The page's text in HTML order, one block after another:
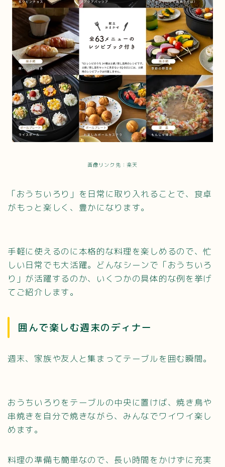
画像リンク先：楽天
「おうちいろり」を日常に取り入れることで、食卓
がもっと楽しく、豊かになります。
手軽に使えるのに本格的な料理を楽しめるので、忙
しい日常でも大活躍。どんなシーンで「おうちいろ
り」が活躍するのか、いくつかの具体的な例を挙げ
てご紹介します。
囲んで楽しむ週末のディナー
週末、家族や友人と集まってテーブルを囲む瞬間。
おうちいろりをテーブルの中央に置けば、焼き鳥や
串焼きを自分で焼きながら、みんなでワイワイ楽し
めます。
料理の準備も簡単なので、長い時間をかけずに充実